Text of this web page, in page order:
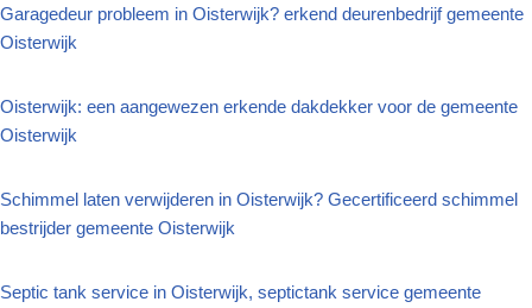
Garagedeur probleem in Oisterwijk? erkend deurenbedrijf gemeente
Oisterwijk
Oisterwijk: een aangewezen erkende dakdekker voor de gemeente
Oisterwijk
Schimmel laten verwijderen in Oisterwijk? Gecertificeerd schimmel
bestrijder gemeente Oisterwijk
Septic tank service in Oisterwijk, septictank service gemeente